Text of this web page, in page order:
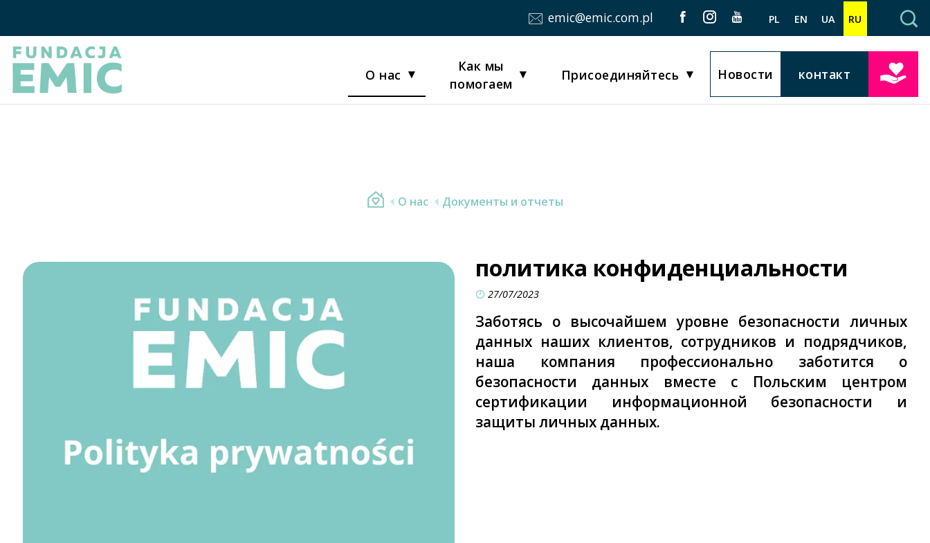
emic@emic.com.pl PL EN UA RU
О нас
Как мы
помогаем
Присоединяйтесь Новости контакт
О нас Документы и отчеты
политика конфиденциальности
27/07/2023
Заботясь о высочайшем уровне безопасности личных
данных наших клиентов, сотрудников и подрядчиков,
наша компания профессионально заботится о
безопасности данных вместе с Польским центром
сертификации информационной безопасности и
защиты личных данных.